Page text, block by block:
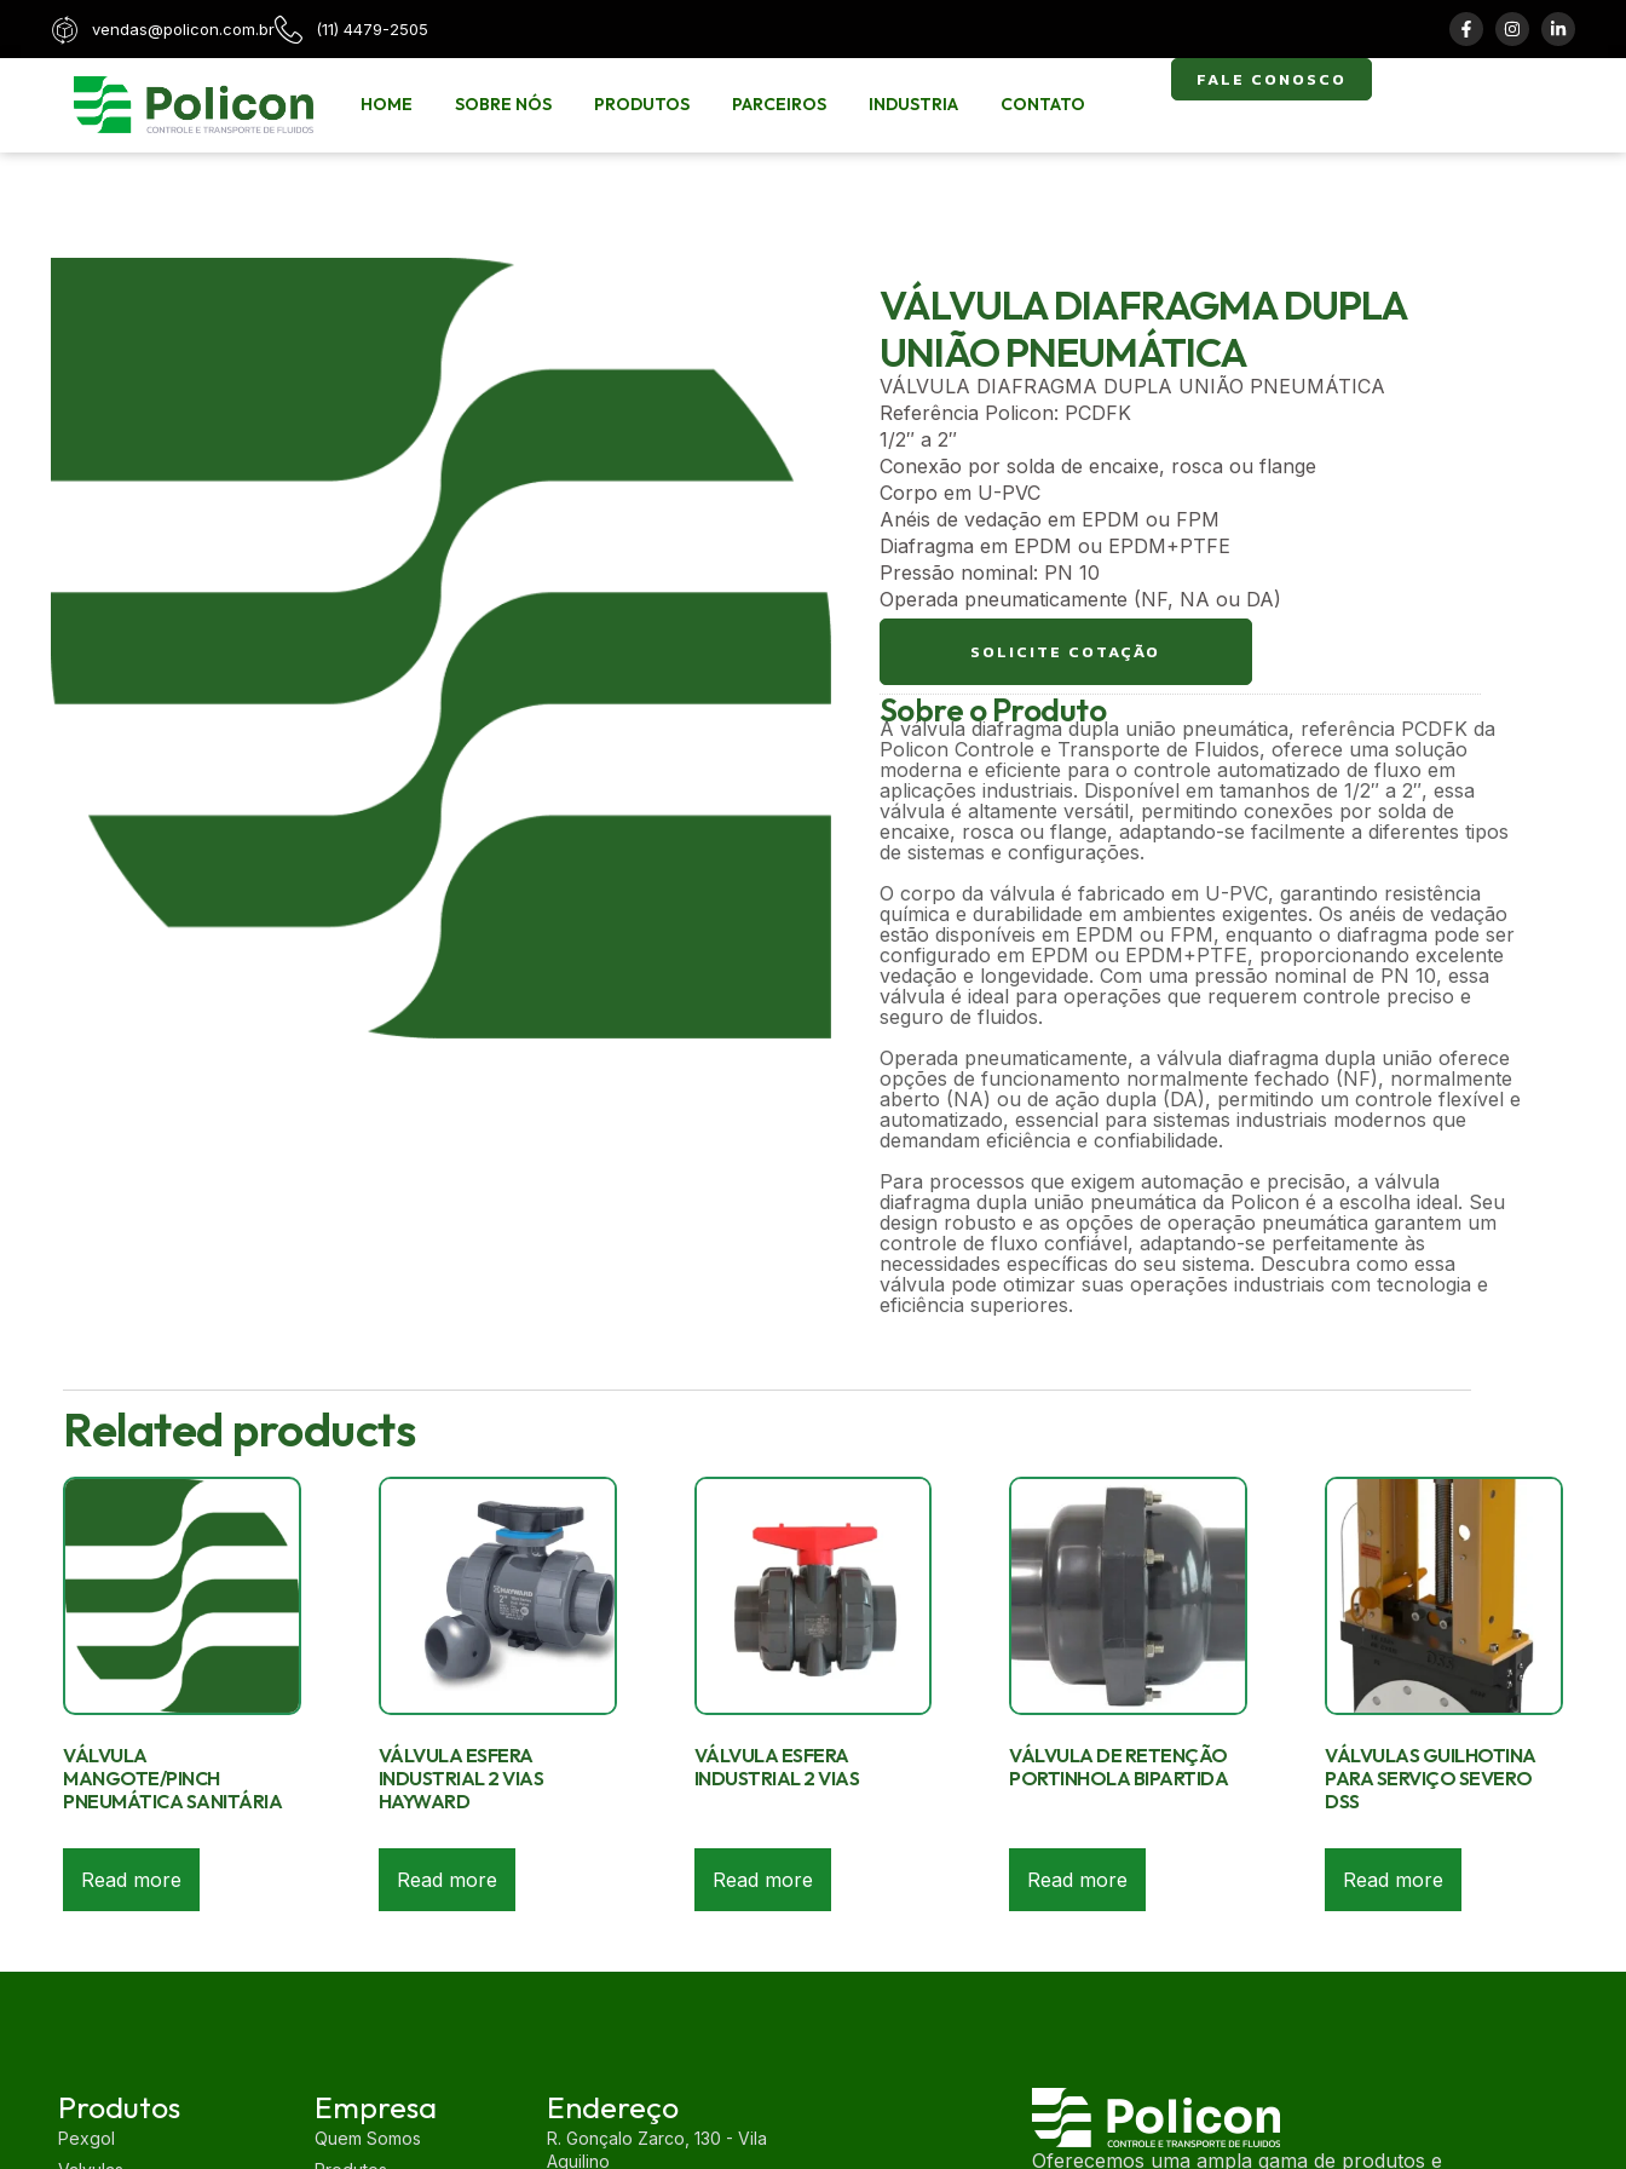
vendas@policon.com.br (11) 4479-2505
HOME SOBRE NÓS PRODUTOS PARCEIROS INDUSTRIA CONTATO
FALE CONOSCO
VÁLVULA DIAFRAGMA DUPLA
UNIÃO PNEUMÁTICA
VÁLVULA DIAFRAGMA DUPLA UNIÃO PNEUMÁTICA
Referência Policon: PCDFK
1/2″ a 2″
Conexão por solda de encaixe, rosca ou flange
Corpo em U-PVC
Anéis de vedação em EPDM ou FPM
Diafragma em EPDM ou EPDM+PTFE
Pressão nominal: PN 10
Operada pneumaticamente (NF, NA ou DA)
SOLICITE COTAÇÃO
Sobre o Produto
A válvula diafragma dupla união pneumática, referência PCDFK da
Policon Controle e Transporte de Fluidos, oferece uma solução
moderna e eficiente para o controle automatizado de fluxo em
aplicações industriais. Disponível em tamanhos de 1/2″ a 2″, essa
válvula é altamente versátil, permitindo conexões por solda de
encaixe, rosca ou flange, adaptando-se facilmente a diferentes tipos
de sistemas e configurações.
O corpo da válvula é fabricado em U-PVC, garantindo resistência
química e durabilidade em ambientes exigentes. Os anéis de vedação
estão disponíveis em EPDM ou FPM, enquanto o diafragma pode ser
configurado em EPDM ou EPDM+PTFE, proporcionando excelente
vedação e longevidade. Com uma pressão nominal de PN 10, essa
válvula é ideal para operações que requerem controle preciso e
seguro de fluidos.
Operada pneumaticamente, a válvula diafragma dupla união oferece
opções de funcionamento normalmente fechado (NF), normalmente
aberto (NA) ou de ação dupla (DA), permitindo um controle flexível e
automatizado, essencial para sistemas industriais modernos que
demandam eficiência e confiabilidade.
Para processos que exigem automação e precisão, a válvula
diafragma dupla união pneumática da Policon é a escolha ideal. Seu
design robusto e as opções de operação pneumática garantem um
controle de fluxo confiável, adaptando-se perfeitamente às
necessidades específicas do seu sistema. Descubra como essa
válvula pode otimizar suas operações industriais com tecnologia e
eficiência superiores.
Related products
VÁLVULA
MANGOTE/PINCH
PNEUMÁTICA SANITÁRIA
Read more
VÁLVULA ESFERA
INDUSTRIAL 2 VIAS
HAYWARD
Read more
VÁLVULA ESFERA
INDUSTRIAL 2 VIAS
Read more
VÁLVULA DE RETENÇÃO
PORTINHOLA BIPARTIDA
Read more
VÁLVULAS GUILHOTINA
PARA SERVIÇO SEVERO
DSS
Read more
Produtos
Pexgol
Empresa
Quem Somos
Endereço
R. Gonçalo Zarco, 130 - Vila
Aquilino
Oferecemos uma ampla gama de produtos e